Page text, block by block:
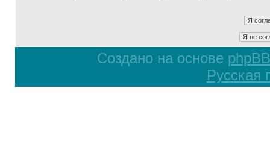
Создано на основе phpBB
Русская